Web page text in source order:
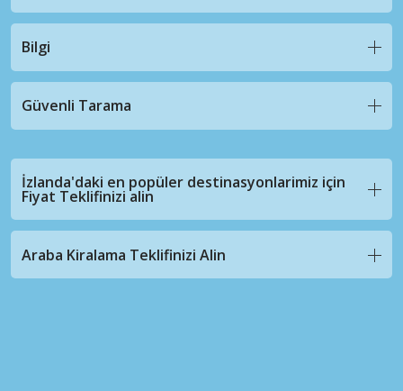
Bilgi
Güvenli Tarama
İzlanda'daki en popüler destinasyonlarimiz için
Fiyat Teklifinizi alin
Araba Kiralama Teklifinizi Alin